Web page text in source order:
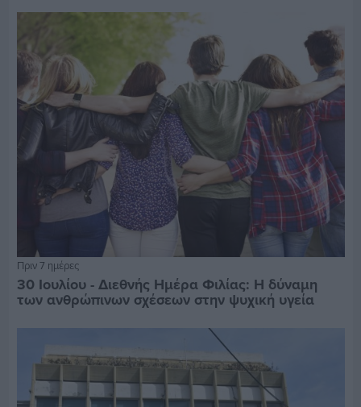
Πριν 7 ημέρες
30 Ιουλίου - Διεθνής Ημέρα Φιλίας: Η δύναμη
των ανθρώπινων σχέσεων στην ψυχική υγεία